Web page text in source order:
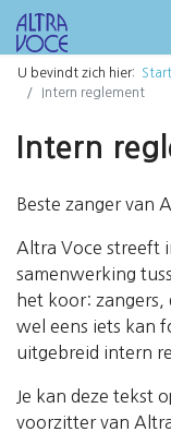
U bevindt zich hier:
Intern reglement
Intern
Beste zanger van
Altra Voce streeft
samenwerking
het koor:
wel eens iets kan
uitgebreid intern
Je kan deze tekst
voorzitter van